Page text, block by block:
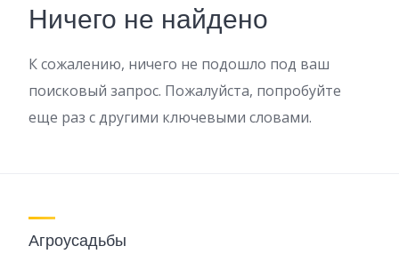
Ничего не найдено
К сожалению, ничего не подошло под ваш
поисковый запрос. Пожалуйста, попробуйте
еще раз с другими ключевыми словами.
Агроусадьбы